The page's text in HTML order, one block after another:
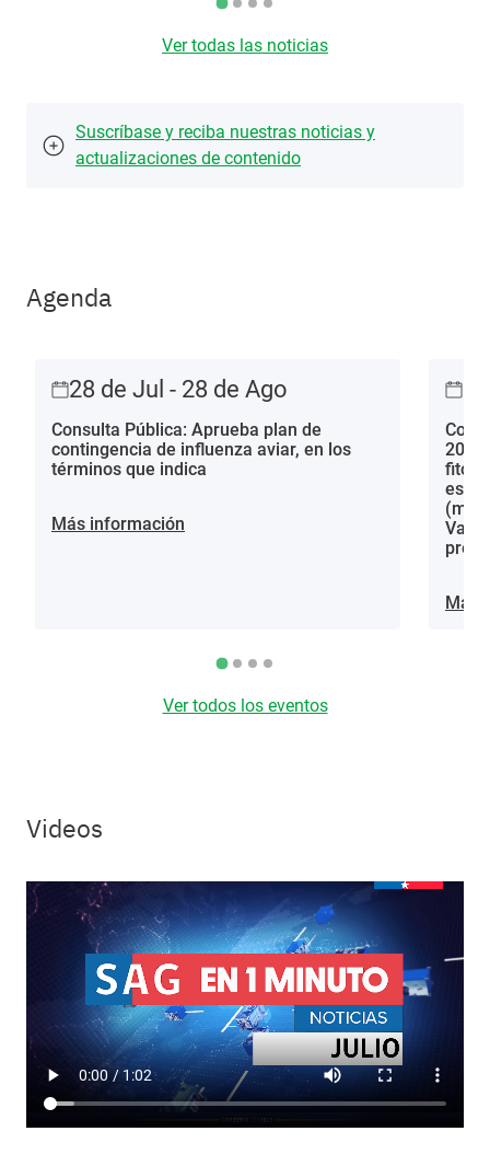
Ver todas las noticias
Suscríbase y reciba nuestras noticias y
actualizaciones de contenido
Agenda
28 de Jul - 28 de Ago
Consulta Pública: Aprueba plan de
contingencia de influenza aviar, en los
términos que indica
Más información
2013
Más
Ver todos los eventos
Videos
Video file